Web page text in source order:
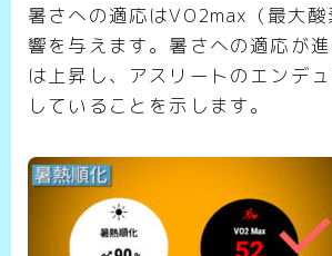
暑さへの適応はVO2max（最大
響を与えます。暑さへの適応が
は上昇し、アスリートのエンデ
していることを示します。